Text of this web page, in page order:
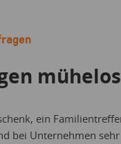
ein
bei Unternehmen